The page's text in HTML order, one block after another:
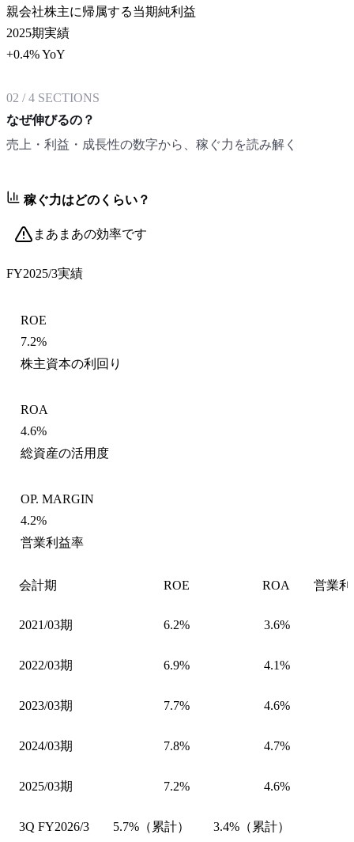
親会社株主に帰属する当期純利益
2025期実績
+0.4% YoY
02 /4 SECTIONS
なぜ伸びるの？
売上・利益・成長性の数字から、稼ぐ力を読み解く
稼ぐ力はどのくらい？
まあまあの効率です
FY2025/3実績
ROE
7.2%
株主資本の利回り
ROA
4.6%
総資産の活用度
OP. MARGIN
4.2%
営業利益率
会計期 ROE ROA 営業
2021/03期 6.2% 3.6%
2022/03期 6.9% 4.1%
2023/03期 7.7% 4.6%
2024/03期 7.8% 4.7%
2025/03期 7.2% 4.6%
3Q FY2026/3 5.7%（累計） 3.4%（累計）